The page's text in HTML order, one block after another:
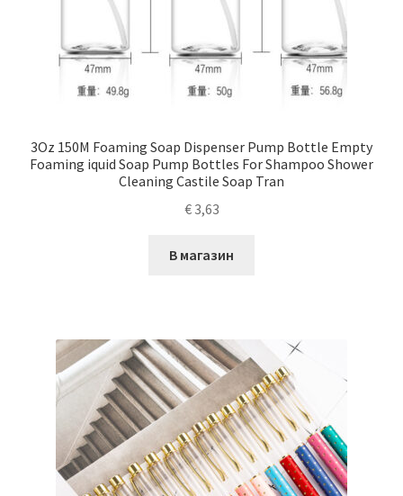
3Oz 150M Foaming Soap Dispenser Pump Bottle Empty
Foaming iquid Soap Pump Bottles For Shampoo Shower
Cleaning Castile Soap Tran
€3,63
В магазин